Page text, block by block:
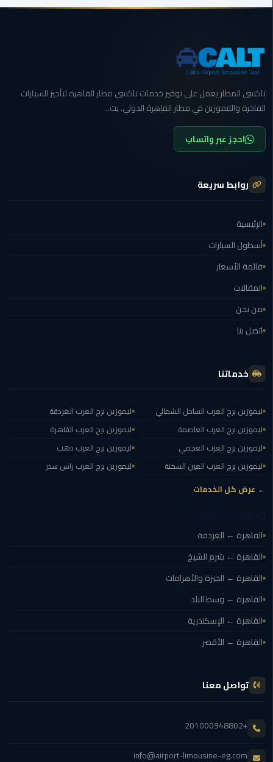
مطار
برج
العرب
إلى
القاهرة
ليموزين
الهرم
ليموزين
من
برج
الى
الساحل
ليموزين
القاهرة
ليموزين
ليموزين
دهب
مكاتب
ليموزين
الاسكندرية
ليموزين
حلوان
ليموزين
الإسماعيلية
ليموزين
ليموزين
بلطيم
تاكسي المطار يعمل على توفير خدمات تاكسي مطار القاهرة لتأجير السيارات
الفاخرة والليموزين في مطار القاهرة الدولي. يت...
احجز عبر واتساب
روابط سريعة
الرئيسية
أسطول السيارات
قائمة الأسعار
المقالات
من نحن
اتصل بنا
خدماتنا
ليموزين برج العرب الساحل الشمالي
ليموزين برج العرب العاصمة
ليموزين برج العرب العجمي
ليموزين برج العرب العين السخنة
ليموزين برج العرب الغردقة
ليموزين برج العرب القاهرة
ليموزين برج العرب دهب
ليموزين برج العرب راس سدر
← عرض كل الخدمات
القاهرة ← الغردقة
القاهرة ← شرم الشيخ
القاهرة ← الجيزة والأهرامات
القاهرة ← وسط البلد
القاهرة ← الإسكندرية
القاهرة ← الأقصر
تواصل معنا
+201000948802
info@airport-limousine-eg.com